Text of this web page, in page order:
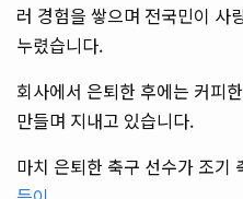
러 경험을 쌓으며 전국민이 사
누렸습니다.
회사에서 은퇴한 후에는 커피
만들며 지내고 있습니다.
마치 은퇴한 축구 선수가 조기